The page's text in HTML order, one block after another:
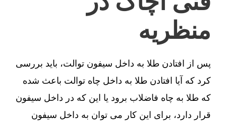
منظریه
پس از افتادن طلا به داخل سیفون توالت، باید بررسی
کرد که آیا افتادن طلا به داخل چاه توالت باعث شده
که طلا به چاه فاضلاب برود یا این که در داخل سیفون
قرار دارد، برای این کار می توان به داخل سیفون